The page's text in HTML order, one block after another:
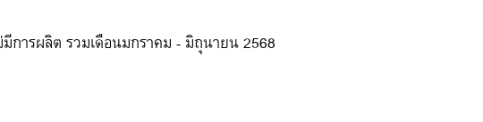
ารผลิต รวมเดือนมกราคม - มิถุนายน 2568